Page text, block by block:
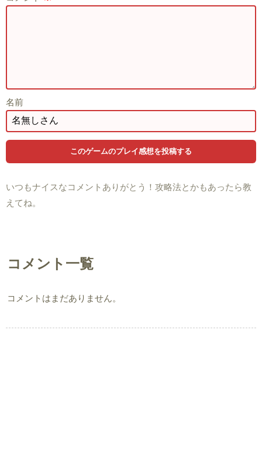
名前
いつもナイスなコメントありがとう！攻略法とかもあったら教
えてね。
コメント一覧
コメントはまだありません。